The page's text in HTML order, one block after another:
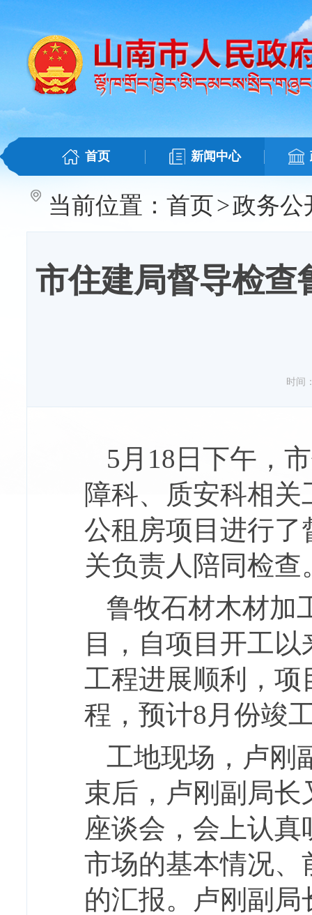
首页 新闻中心
当前位置： 首页>政务公
市住建局督导检查
时间
5月18日下午，
障科、质安科相
公租房项目进行
关负责人陪同检查
鲁牧石材木材加
目，自项目开工
工程进展顺利，
程，预计8月份竣
工地现场，卢刚
束后，卢刚副局
座谈会，会上认
市场的基本情况
的汇报。卢刚副